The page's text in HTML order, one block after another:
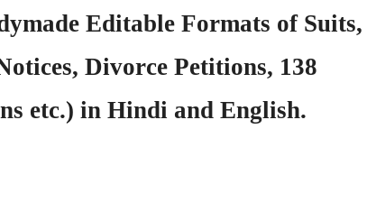
Editable Formats of Suits,
Divorce Petitions, 138
etc.) in Hindi and English.